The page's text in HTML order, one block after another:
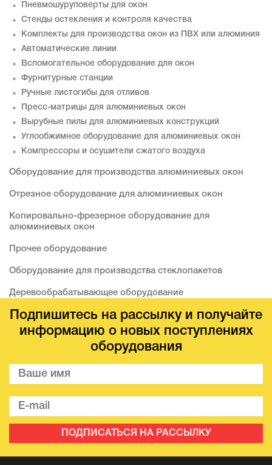
Пневмошуруповерты для окон
Стенды остекления и контроля качества
Комплекты для производства окон из ПВХ или алюминия
Автоматические линии
Вспомогательное оборудование для окон
Фурнитурные станции
Ручные листогибы для отливов
Пресс-матрицы для алюминиевых окон
Вырубные пилы для алюминиевых конструкций
Углообжимное оборудование для алюминиевых окон
Компрессоры и осушители сжатого воздуха
Оборудование для производства алюминиевых окон
Отрезное оборудование для алюминиевых окон
Копировально-фрезерное оборудование для
алюминиевых окон
Прочее оборудование
Оборудование для производства стеклопакетов
Деревообрабатывающее оборудование
Подпишитесь на рассылку и получайте
информацию о новых поступлениях
оборудования
ПОДПИСАТЬСЯ НА РАССЫЛКУ